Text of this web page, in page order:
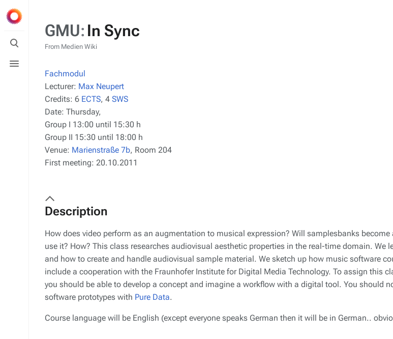
Toggle
search
menu
GMU: In Sync
From Medien Wiki
Fachmodul
Lecturer: Max Neupert
Credits: 6 ECTS, 4 SWS
Date: Thursday,
Group I 13:00 until 15:30 h
Group II 15:30 until 18:00 h
Venue: Marienstraße 7b, Room 204
First meeting: 20.10.2011
Description
How does video perform as an augmentation to musical expression? Will samplesbanks
use it? How? This class researches audiovisual aesthetic properties in the real-time domain. We
and how to create and handle audiovisual sample material. We sketch up how music software
include a cooperation with the Fraunhofer Institute for Digital Media Technology. To assign this
you should be able to develop a concept and imagine a workflow with a digital tool. You should
software prototypes with Pure Data.
Course language will be English (except everyone speaks German then it will be in German..